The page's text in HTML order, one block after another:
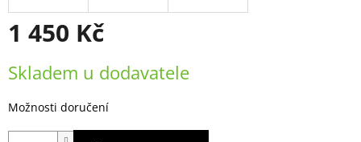
1 450 Kč
cena:
Skladem u dodavatele
Možnosti doručení